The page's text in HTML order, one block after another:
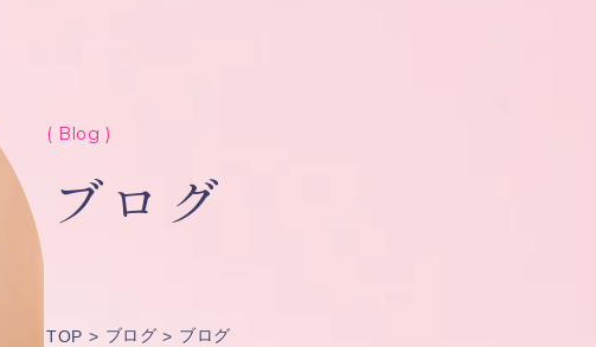
( Blog )
ブログ
TOP ブログ ブログ